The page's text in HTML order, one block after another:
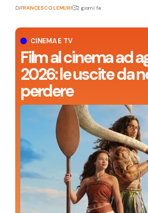
CINEMA E TV
Film al cinema ad
2026: le uscite da
perdere
DiFRANCESCO LEMURI 2 giorni fa